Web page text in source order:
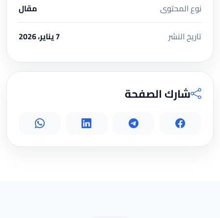
نوع المحتوى
مقال
تاريخ النشر
7 يناير، 2026
شارك الصفحة